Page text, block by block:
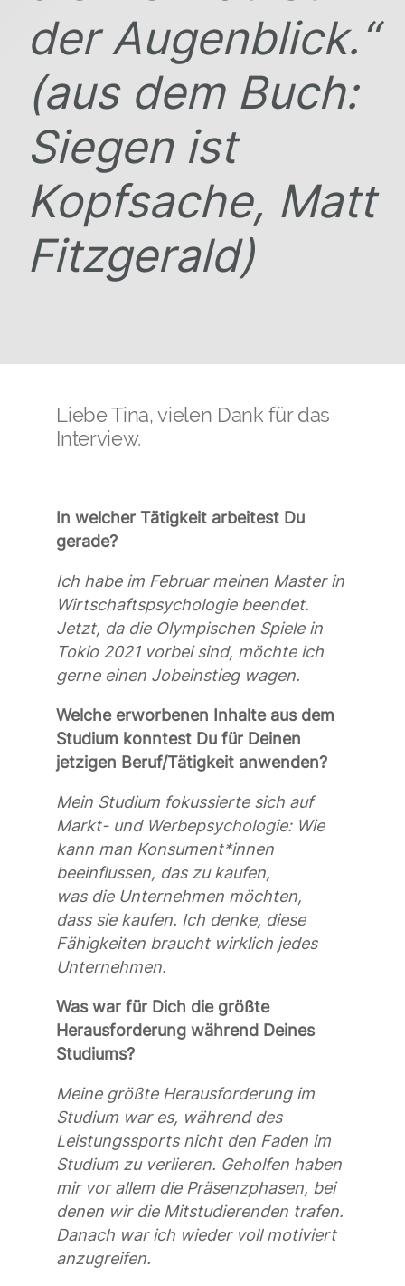
der Augenblick.“
(aus dem Buch:
Siegen ist
Kopfsache, Matt
Fitzgerald)
Liebe Tina, vielen Dank für das
Interview.
In welcher Tätigkeit arbeitest Du
gerade?
Ich habe im Februar meinen Master in
Wirtschaftspsychologie beendet.
Jetzt, dadie Olympischen Spiele in
Tokio2021vorbei sind, möchte ich
gerne einen Jobeinstieg wagen.
Welche erworbenen Inhalte aus dem
Studium konntest Du für Deinen
jetzigen Beruf/Tätigkeit anwenden?
Mein Studium fokussierte sich auf
Markt- und Werbepsychologie: Wie
kann man Konsument*innen
beeinflussen, das zu kaufen,
was dieUnternehmen möchten,
dasssie kaufen. Ich denke, diese
Fähigkeiten braucht wirklich jedes
Unternehmen.
Was war für Dich die größte
Herausforderung während Deines
Studiums?
Meine größte Herausforderung im
Studium wares, während des
Leistungssports nicht den Faden im
Studium zu verlieren. Geholfen haben
mir vor allem die Präsenzphasen, bei
denen wir die Mitstudierenden trafen.
Danach war ich wieder voll motiviert
anzugreifen.